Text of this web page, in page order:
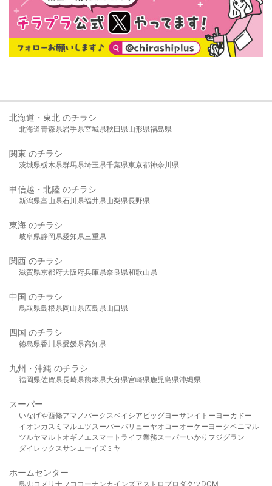
北海道・東北 のチラシ
北海道青森県岩手県宮城県秋田県山形県福島県
関東 のチラシ
茨城県栃木県群馬県埼玉県千葉県東京都神奈川県
甲信越・北陸 のチラシ
新潟県富山県石川県福井県山梨県長野県
東海 のチラシ
岐阜県静岡県愛知県三重県
関西 のチラシ
滋賀県京都府大阪府兵庫県奈良県和歌山県
中国 のチラシ
鳥取県島根県岡山県広島県山口県
四国 のチラシ
徳島県香川県愛媛県高知県
九州・沖縄 のチラシ
福岡県佐賀県長崎県熊本県大分県宮崎県鹿児島県沖縄県
スーパー
いなげや西條アマノパークスベイシア ビッグヨーサンイトーヨーカドー
イオンカスミ マルエツスーパーバリューヤオコーオーケー ヨークベニマル
ツルヤマルト オギノ エスマート ライフ業務スーパーいかり フジグラン
ダイレックスサンエーイズミヤ
ホームセンター
島忠 コメリ ナフコ コーナンカインズアストロプロダクツDCM